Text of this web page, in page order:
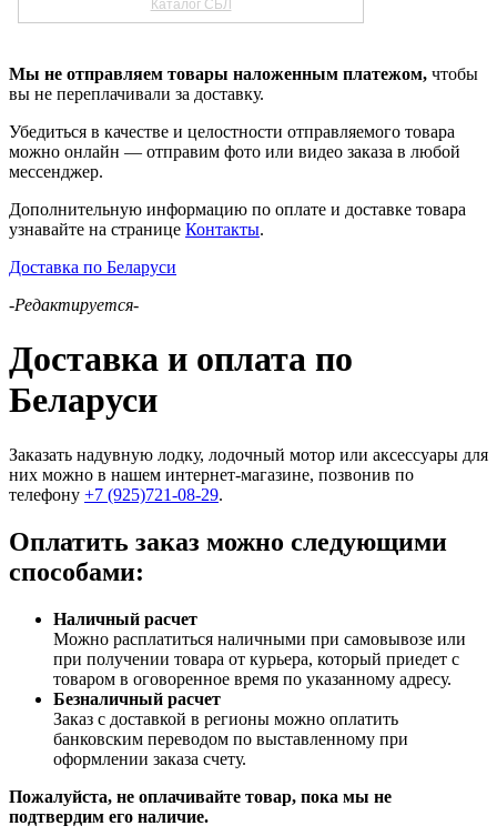
Мы не отправляем товары наложенным платежом, чтобы
вы не переплачивали за доставку.
Убедиться в качестве и целостности отправляемого товара
можно онлайн — отправим фото или видео заказа в любой
мессенджер.
Дополнительную информацию по оплате и доставке товара
узнавайте на странице Контакты.
Доставка по Беларуси
-Редактируется-
Доставка и оплата по
Беларуси
Заказать надувную лодку, лодочный мотор или аксессуары для
них можно в нашем интернет-магазине, позвонив по
телефону +7 (925)721-08-29.
Оплатить заказ можно следующими
способами:
Наличный расчет
Можно расплатиться наличными при самовывозе или
при получении товара от курьера, который приедет с
товаром в оговоренное время по указанному адресу.
Безналичный расчет
Заказ c доставкой в регионы можно оплатить
банковским переводом по выставленному при
оформлении заказа счету.
Пожалуйста, не оплачивайте товар, пока мы не
подтвердим его наличие.